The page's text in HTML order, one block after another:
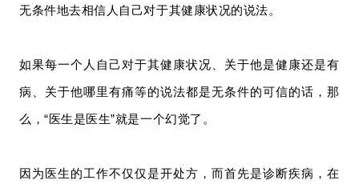
无条件地去相信人自己对于其健康状况的说法。
如果每一个人自己对于其健康状况、关于他是健康还是有
病、关于他哪里有痛等的说法都是无条件的可信的话，那
么，“医生是医生”就是一个幻觉了。
因为医生的工作不仅仅是开处方，而首先是诊断疾病，在